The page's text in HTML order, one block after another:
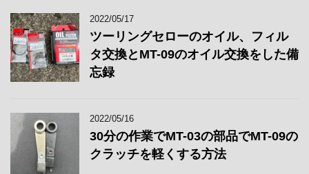
2022/05/17
ツーリングセローのオイル、フィル
タ交換とMT-09のオイル交換をした備
忘録
2022/05/16
30分の作業でMT-03の部品でMT-09の
クラッチを軽くする方法